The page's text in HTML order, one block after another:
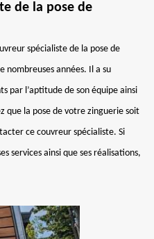
de la pose de
spécialiste de la pose de
nombreuses années. Il a su
par l’aptitude de son équipe ainsi
que la pose de votre zinguerie soit
ce couvreur spécialiste. Si
services ainsi que ses réalisations,